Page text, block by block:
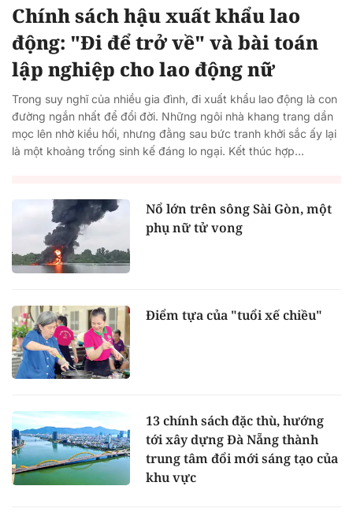
Chính sách hậu xuất khẩu lao
động: "Đi để trở về" và bài toán
lập nghiệp cho lao động nữ
Trong suy nghĩ của nhiều gia đình, đi xuất khẩu lao động là con
đường ngắn nhất để đổi đời. Những ngôi nhà khang trang dần
mọc lên nhờ kiều hối, nhưng đằng sau bức tranh khởi sắc ấy lại
là một khoảng trống sinh kế đáng lo ngại. Kết thúc hợp...
Nổ lớn trên sông Sài Gòn, một
phụ nữ tử vong
Điểm tựa của "tuổi xế chiều"
13 chính sách đặc thù, hướng
tới xây dựng Đà Nẵng thành
trung tâm đổi mới sáng tạo của
khu vực